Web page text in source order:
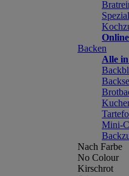
Backen
Alle
Mini-
Nach Farbe
No Colour
Kirschrot